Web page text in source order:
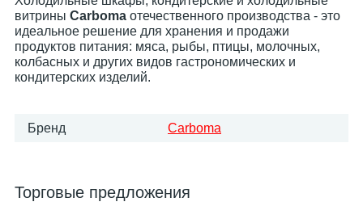
витрины Carboma отечественного производства - это
идеальное решение для хранения и продажи
продуктов питания: мяса, рыбы, птицы, молочных,
колбасных и других видов гастрономических и
кондитерских изделий.
Бренд Carboma
Торговые предложения